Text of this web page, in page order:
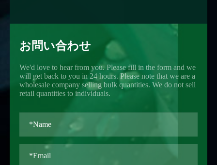
お問い合わせ
We'd love to hear from you. Please fill in the form and we
will get back to you in 24 hours. Please note that we are a
wholesale company selling bulk quantities. We do not sell
retail quantities to individuals.